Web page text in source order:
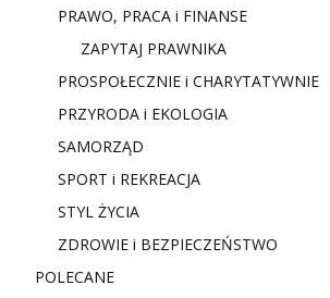
PRAWO, PRACA i FINANSE
ZAPYTAJ PRAWNIKA
PROSPOŁECZNIE i CHARYTATYWNIE
PRZYRODA i EKOLOGIA
SAMORZĄD
SPORT i REKREACJA
STYL ŻYCIA
ZDROWIE i BEZPIECZEŃSTWO
POLECANE